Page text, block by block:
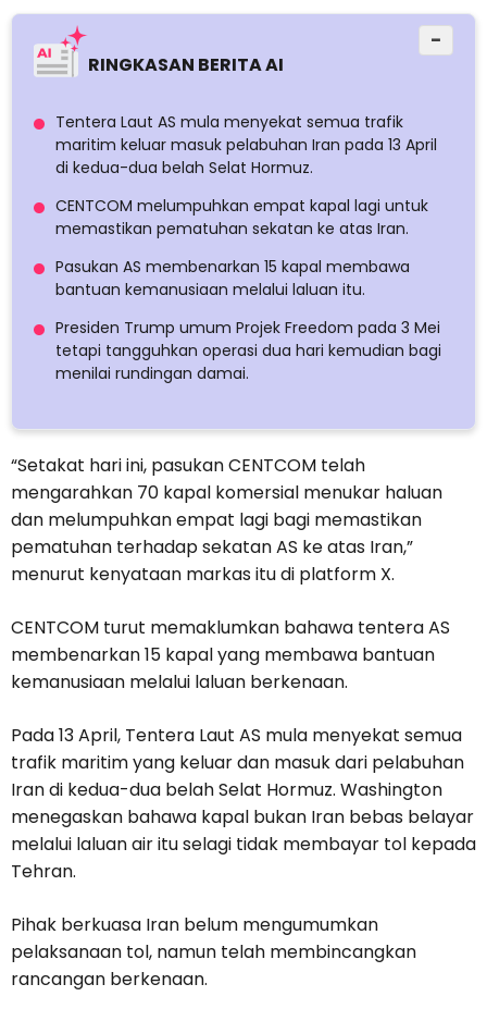
RINGKASAN BERITA AI
−
Tentera Laut AS mula menyekat semua trafik
maritim keluar masuk pelabuhan Iran pada 13 April
di kedua-dua belah Selat Hormuz.
CENTCOM melumpuhkan empat kapal lagi untuk
memastikan pematuhan sekatan ke atas Iran.
Pasukan AS membenarkan 15 kapal membawa
bantuan kemanusiaan melalui laluan itu.
Presiden Trump umum Projek Freedom pada 3 Mei
tetapi tangguhkan operasi dua hari kemudian bagi
menilai rundingan damai.
“Setakat hari ini, pasukan CENTCOM telah
mengarahkan 70 kapal komersial menukar haluan
dan melumpuhkan empat lagi bagi memastikan
pematuhan terhadap sekatan AS ke atas Iran,”
menurut kenyataan markas itu di platform X.
CENTCOM turut memaklumkan bahawa tentera AS
membenarkan 15 kapal yang membawa bantuan
kemanusiaan melalui laluan berkenaan.
Pada 13 April, Tentera Laut AS mula menyekat semua
trafik maritim yang keluar dan masuk dari pelabuhan
Iran di kedua-dua belah Selat Hormuz. Washington
menegaskan bahawa kapal bukan Iran bebas belayar
melalui laluan air itu selagi tidak membayar tol kepada
Tehran.
Pihak berkuasa Iran belum mengumumkan
pelaksanaan tol, namun telah membincangkan
rancangan berkenaan.